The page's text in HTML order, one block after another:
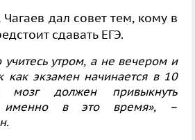
Чагаев дал советтем, кому в
сдавать ЕГЭ.
учитесь утром, а не вечером и
как экзамен начинается в 10
должен привыкнуть
именно в это время», –